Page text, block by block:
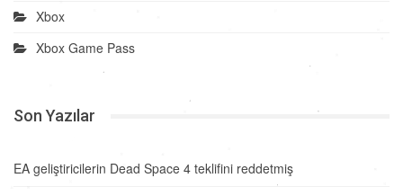
Xbox
Xbox Game Pass
Son Yazılar
EA geliştiricilerin Dead Space 4 teklifini reddetmiş